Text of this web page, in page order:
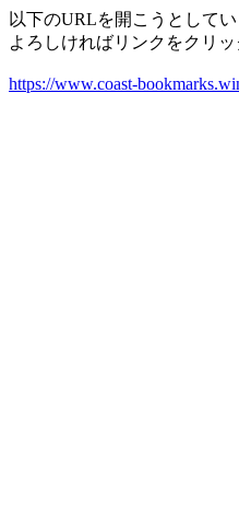
以下のURLを開こうとしてい
よろしければリンクをクリッ
https://www.coast-